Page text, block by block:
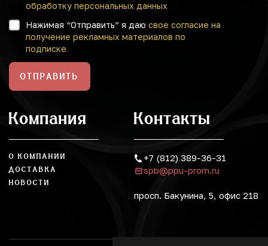
обработку персональных данных
Нажимая “Отправить” я даю свое согласие на
получение рекламных материалов по
подписке
ОТПРАВИТЬ
Компания
О КОМПАНИИ
ДОСТАВКА
НОВОСТИ
Контакты
+7 (812) 389-36-31
spb@ppu-prom.ru
просп. Бакунина, 5, офис 218